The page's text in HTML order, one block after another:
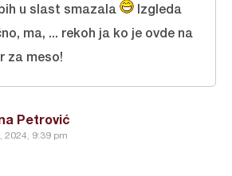
Petrović
2024, 9:39 pm
u slast smazala
Izgleda
ma, ... rekoh ja ko je ovde na
za meso!